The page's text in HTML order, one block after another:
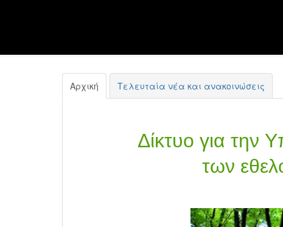
Αρχική Τελευταία νέα και ανακοινώσεις
Δίκτυο για την
των